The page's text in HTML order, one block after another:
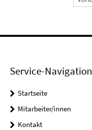
Service-Navigation
Startseite
Mitarbeiter/innen
Kontakt